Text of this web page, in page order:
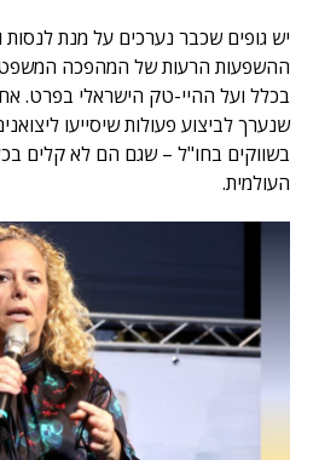
יש גופים שכבר נערכים על מנת לנסות
ההשפעות הרעות של המהפכה
בכלל ועל ההיי-טק הישראלי בפרט.
שנערך לביצוע פעולות שיסייעו
בשווקים בחו"ל – שגם הם לא קלים
העולמית.